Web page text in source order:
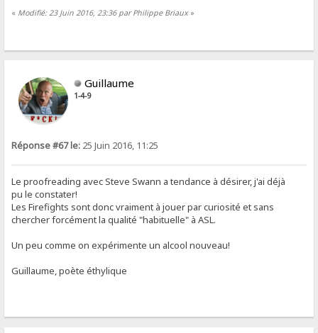
« Modifié: 23 Juin 2016, 23:36 par Philippe Briaux»
Guillaume
1-4-9
Réponse #67 le: 25 Juin 2016, 11:25
Le proofreading avec Steve Swann a tendance à désirer, j'ai déjà
pu le constater!
Les Firefights sont donc vraiment à jouer par curiosité et sans
chercher forcément la qualité "habituelle" à ASL.
Un peu comme on expérimente un alcool nouveau!
Guillaume, poète éthylique